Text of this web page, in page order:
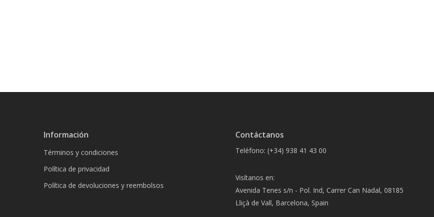
Información
Términos y condiciones
Política de privacidad
Política de devoluciones y reembolsos
Contáctanos
Teléfono: (+34) 938 41 43 00
Visítanos en:
Avenida Tenes s/n - Pol. Ind, Carrer Can Nadal, 08185
Lliçà de Vall, Barcelona, Spain